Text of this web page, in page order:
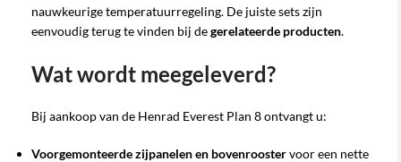
nauwkeurige temperatuurregeling. De juiste sets zijn
eenvoudig terug te vinden bij degerelateerde producten.
Wat wordt meegeleverd?
Bij aankoop van de Henrad Everest Plan 8 ontvangt u:
Voorgemonteerde zijpanelen en bovenroostervoor een nette